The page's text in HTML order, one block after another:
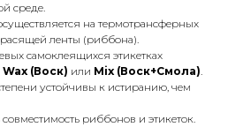
среде.
на термотрансферных
ленты (риббона).
самоклеящихся этикетках
(Воск) или Mix (Воск+Смола).
устойчивы к истиранию, чем
риббонов и этикеток.